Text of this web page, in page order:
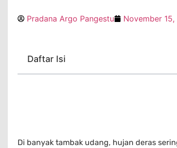
Pradana Argo Pangestu November
Daftar Isi
Di banyak tambak udang, hujan deras